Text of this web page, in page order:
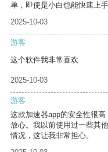
单，即使是小白也能快速上手
2025-10-03
游客
这个软件我非常喜欢
2025-10-03
游客
这款加速器app的安全性很
放心。我以前使用过一些其
情况，这让我非常担心。